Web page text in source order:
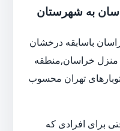
به شهرستان
باسابقه درخشان
خراسان,منطقه
تهران محسوب
برای افرادی که